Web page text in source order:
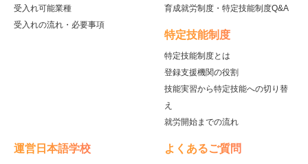
受入れ可能業種
受入れの流れ・必要事項
育成就労制度・特定技能制度Q&A
特定技能制度
特定技能制度とは
登録支援機関の役割
技能実習から特定技能への切り替
え
就労開始までの流れ
運営日本語学校 よくあるご質問